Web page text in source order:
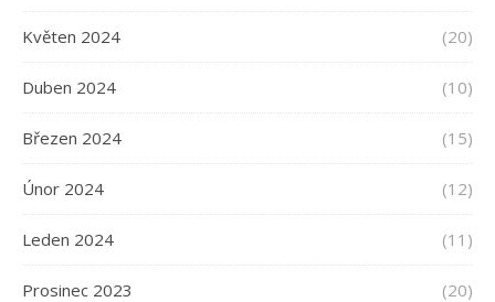
Květen 2024 (20)
Duben 2024 (10)
Březen 2024 (15)
Únor 2024 (12)
Leden 2024 (11)
Prosinec 2023 (20)